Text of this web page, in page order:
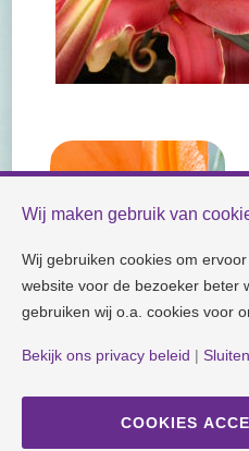
Check our
Wij maken gebruik van
Wij gebruiken cookies om
website voor de bezoeker beter
gebruiken wij o.a. cookies voor
Bekijk ons privacy beleid | Sluiten
COOKIES